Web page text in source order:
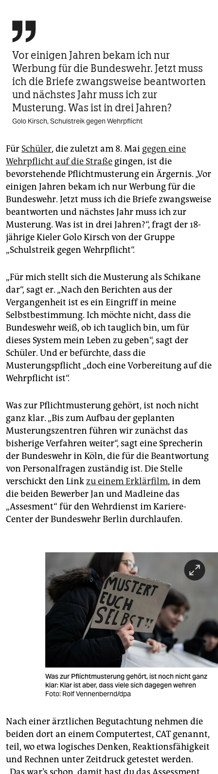

Vor einigen Jahren bekam ich nur
Werbung für die Bundeswehr. Jetzt muss
ich die Briefe zwangsweise beantworten
und nächstes Jahr muss ich zur
Musterung. Was ist in drei Jahren?
Golo Kirsch, Schulstreik gegen Wehrpflicht
Für Schüler, die zuletzt am 8. Mai gegen eine
Wehrpflicht auf die Straße gingen, ist die
bevorstehende Pflichtmusterung ein Ärgernis. „Vor
einigen Jahren bekam ich nur Werbung für die
Bundeswehr. Jetzt muss ich die Briefe zwangsweise
beantworten und nächstes Jahr muss ich zur
Musterung. Was ist in drei Jahren?“, fragt der 18-
jährige Kieler Golo Kirsch von der Gruppe
„Schulstreik gegen Wehrpflicht“.
„Für mich stellt sich die Musterung als Schikane
dar“, sagt er. „Nach den Berichten aus der
Vergangenheit ist es ein Eingriff in meine
Selbstbestimmung. Ich möchte nicht, dass die
Bundeswehr weiß, ob ich tauglich bin, um für
dieses System mein Leben zu geben“, sagt der
Schüler. Und er befürchte, dass die
Musterungspflicht „doch eine Vorbereitung auf die
Wehrpflicht ist“.
Was zur Pflichtmusterung gehört, ist noch nicht
ganz klar. „Bis zum Aufbau der geplanten
Musterungszentren führen wir zunächst das
bisherige Verfahren weiter“, sagt eine Sprecherin
der Bundeswehr in Köln, die für die Beantwortung
von Personalfragen zuständig ist. Die Stelle
verschickt den Linkzu einem Erklärfilm, in dem
die beiden Bewerber Jan und Madleine das
„Assesment“ für den Wehrdienst im Kariere-
Center der Bundeswehr Berlin durchlaufen.
Was zur Pflichtmusterung gehört, ist noch nicht ganz
klar: Klar ist aber, dass viele sich dagegen wehren
Foto: Rolf Vennenbernd/dpa
Nach einer ärztlichen Begutachtung nehmen die
beiden dort an einem Computertest, CAT genannt,
teil, wo etwa logisches Denken, Reaktionsfähigkeit
und Rechnen unter Zeitdruck getestet werden.